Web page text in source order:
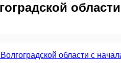
области